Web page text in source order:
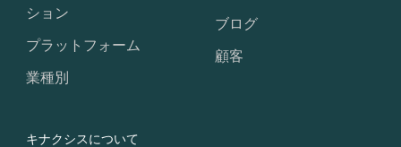
ション
プラットフォーム
業種別
ブログ
顧客
キナクシスについて